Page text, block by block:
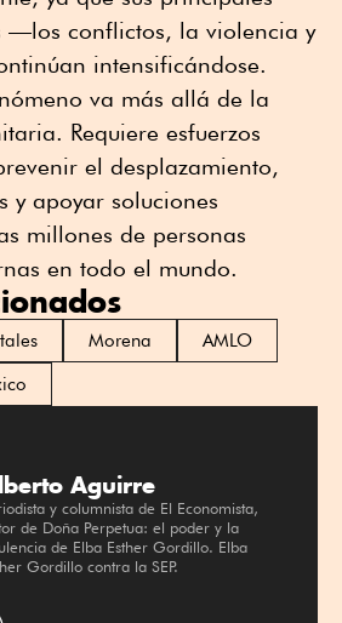
—los conflictos, la violencia y
intensificándose.
va más allá de la
Requiere esfuerzos
el desplazamiento,
y apoyar soluciones
millones de personas
en todo el mundo.
Morena
AMLO
Aguirre
y columnista de El Economista,
de Doña Perpetua: el poder y la
de Elba Esther Gordillo. Elba
Gordillo contra la SEP.